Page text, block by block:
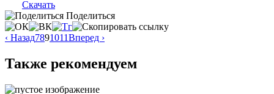
Скачать
Поделиться
‹ Назад7891011Вперед ›
Также рекомендуем